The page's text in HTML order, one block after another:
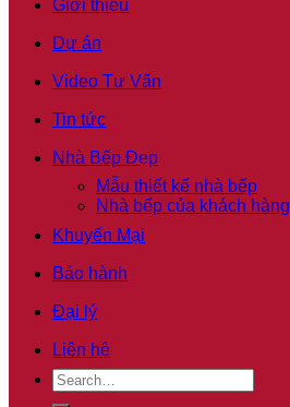
Giới thiệu
Dự án
Video Tư Vấn
Tin tức
Nhà Bếp Đẹp
Mẫu thiết kế nhà bếp
Nhà bếp của khách hàng
Khuyến Mại
Bảo hành
Đại lý
Liên hệ
Search
for: